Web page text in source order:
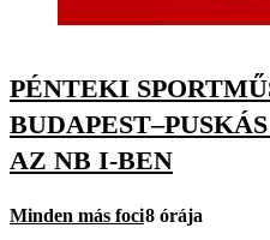
PÉNTEKI
AZ NB I-BEN
Minden más foci8 órája